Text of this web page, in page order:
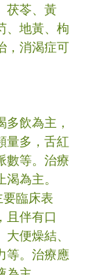
茯苓、黃
、地黃、枸
，消渴症可
飲為主，
量多，舌紅
數等。治療
為主。
臨床表
且伴有口
便燥結、
等。治療應